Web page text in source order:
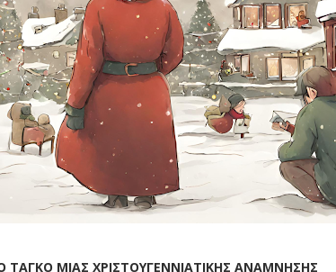
ΤΑΓΚΟ ΜΙΑΣ ΧΡΙΣΤΟΥΓΕΝΝΙΑΤΙΚΗΣ ΑΝΑΜΝΗΣΗΣ